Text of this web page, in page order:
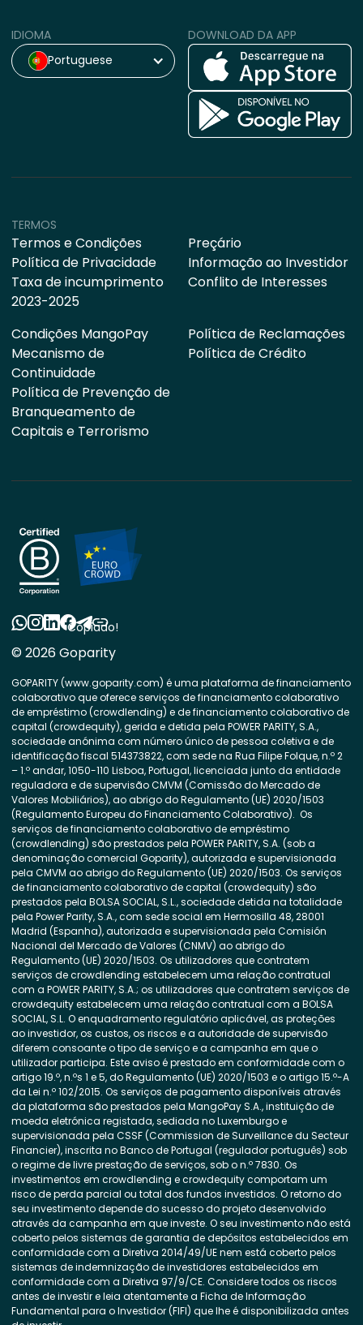
IDIOMA
Portuguese
DOWNLOAD DA APP
TERMOS
Termos e Condições
Política de Privacidade
Taxa de incumprimento
2023-2025
Preçário
Informação ao Investidor
Conflito de Interesses
Condições MangoPay
Mecanismo de
Continuidade
Política de Prevenção de
Branqueamento de
Capitais e Terrorismo
Política de Reclamações
Política de Crédito
© 2026 Goparity
GOPARITY (www.goparity.com) é uma plataforma de financiamento
colaborativo que oferece serviços de financiamento colaborativo
de empréstimo (crowdlending) e de financiamento colaborativo de
capital (crowdequity), gerida e detida pela POWER PARITY, S.A.,
sociedade anónima com número único de pessoa coletiva e de
identificação fiscal 514373822, com sede na Rua Filipe Folque, n.º 2
– 1.º andar, 1050-110 Lisboa, Portugal, licenciada junto da entidade
reguladora e de supervisão CMVM (Comissão do Mercado de
Valores Mobiliários), ao abrigo do Regulamento (UE) 2020/1503
(Regulamento Europeu do Financiamento Colaborativo). Os
serviços de financiamento colaborativo de empréstimo
(crowdlending) são prestados pela POWER PARITY, S.A. (sob a
denominação comercial Goparity), autorizada e supervisionada
pela CMVM ao abrigo do Regulamento (UE) 2020/1503. Os serviços
de financiamento colaborativo de capital (crowdequity) são
prestados pela BOLSA SOCIAL, S.L., sociedade detida na totalidade
pela Power Parity, S.A., com sede social em Hermosilla 48, 28001
Madrid (Espanha), autorizada e supervisionada pela Comisión
Nacional del Mercado de Valores (CNMV) ao abrigo do
Regulamento (UE) 2020/1503. Os utilizadores que contratem
serviços de crowdlending estabelecem uma relação contratual
com a POWER PARITY, S.A.; os utilizadores que contratem serviços de
crowdequity estabelecem uma relação contratual com a BOLSA
SOCIAL, S.L. O enquadramento regulatório aplicável, as proteções
ao investidor, os custos, os riscos e a autoridade de supervisão
diferem consoante o tipo de serviço e a campanha em que o
utilizador participa. Este aviso é prestado em conformidade com o
artigo 19.º, n.ºs 1 e 5, do Regulamento (UE) 2020/1503 e o artigo 15.º-A
da Lei n.º 102/2015. Os serviços de pagamento disponíveis através
da plataforma são prestados pela MangoPay S.A., instituição de
moeda eletrónica registada, sediada no Luxemburgo e
supervisionada pela CSSF (Commission de Surveillance du Secteur
Financier), inscrita no Banco de Portugal (regulador português) sob
o regime de livre prestação de serviços, sob o n.º 7830. Os
investimentos em crowdlending e crowdequity comportam um
risco de perda parcial ou total dos fundos investidos. O retorno do
seu investimento depende do sucesso do projeto desenvolvido
através da campanha em que investe. O seu investimento não está
coberto pelos sistemas de garantia de depósitos estabelecidos em
conformidade com a Diretiva 2014/49/UE nem está coberto pelos
sistemas de indemnização de investidores estabelecidos em
conformidade com a Diretiva 97/9/CE. Considere todos os riscos
antes de investir e leia atentamente a Ficha de Informação
Fundamental para o Investidor (FIFI) que lhe é disponibilizada antes
Copiado!